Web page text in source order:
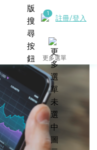
註冊/登入
更多選單